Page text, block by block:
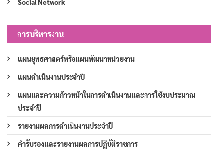
Social Network
การบริหารงาน
แผนยุทธศาสตร์หรือแผนพัฒนาหน่วยงาน
แผนดำเนินงานประจำปี
แผนและความก้าวหน้าในการดำเนินงานและการใช้งบประมาณ
ประจำปี
รายงานผลการดำเนินงานประจำปี
คำรับรองและรายงานผลการปฏิบัติราชการ